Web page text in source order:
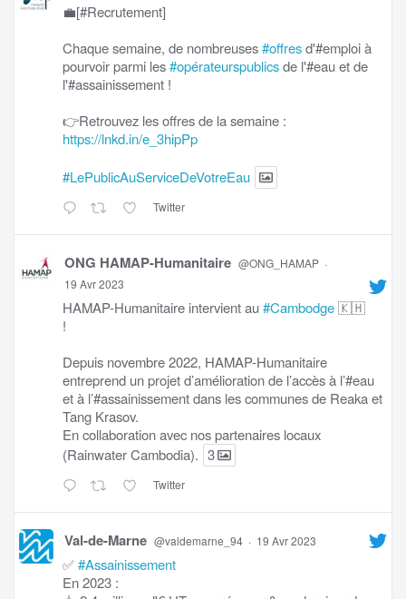
💼[#Recrutement]
Chaque semaine, de nombreuses#offresd'#emploi à
pourvoir parmi les#opérateurspublicsde l'#eau et de
l'#assainissement !
👉Retrouvez les offres de la semaine :
https://lnkd.in/e_3hipPp
#LePublicAuServiceDeVotreEau
Twitter
ONG HAMAP-Humanitaire @ONG_HAMAP ·
19 Avr 2023
HAMAP-Humanitaire intervient au#Cambodge🇰🇭
!
Depuis novembre 2022, HAMAP-Humanitaire
entreprend un projet d’amélioration de l’accès à l’#eau
et à l’#assainissement dans les communes de Reaka et
Tang Krasov.
En collaboration avec nos partenaires locaux
(Rainwater Cambodia). 3
Twitter
Val-de-Marne @valdemarne_94 · 19 Avr 2023
✅#Assainissement
En 2023 :